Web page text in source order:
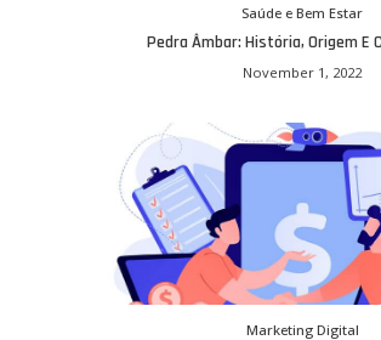
Saúde e Bem Estar
Pedra Âmbar: História, Origem E
November 1, 2022
Marketing Digital